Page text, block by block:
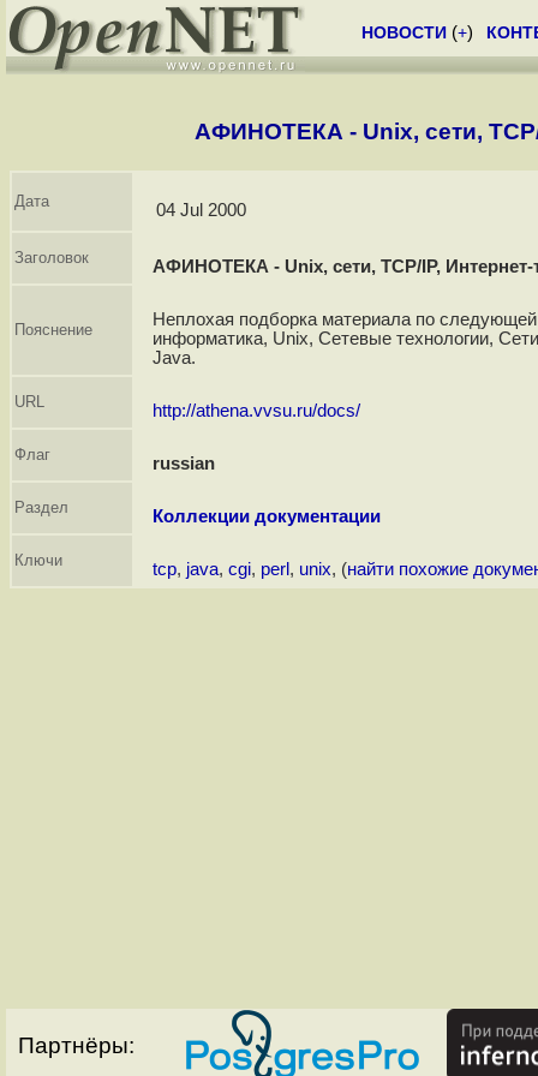
НОВОСТИ (+)
АФИНОТЕКА - Unix, сети, TCP/
Дата 04 Jul 2000
Заголовок АФИНОТЕКА - Unix, сети, TCP/IP, Интернет-
Пояснение
Неплохая подборка материала по
информатика, Unix, Сетевые технологии,
Java.
URL http://athena.vvsu.ru/docs/
Флаг russian
Раздел Коллекции документации
Ключи tcp, java, cgi, perl , unix, (найти похожие
Партнёры: